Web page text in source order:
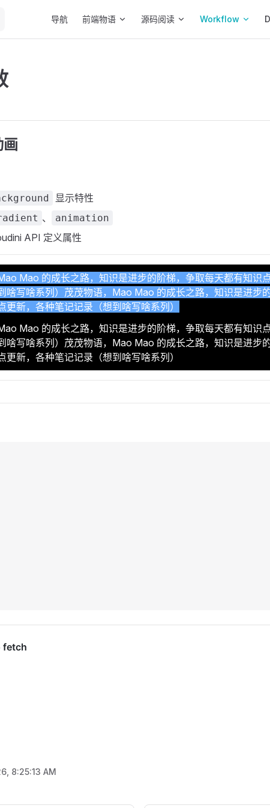
导航 前端物语 源码阅读 Workflow
画
显示特性
、 animation
API 定义属性
Mao 的成长之路，知识是进步的阶梯，争取每天都有知识
啥写啥系列）茂茂物语，Mao Mao 的成长之路，知识是进步
更新，各种笔记记录（想到啥写啥系列）
Mao 的成长之路，知识是进步的阶梯，争取每天都有知识
啥写啥系列）茂茂物语，Mao Mao 的成长之路，知识是进步
更新，各种笔记记录（想到啥写啥系列）
Mao 的成长之路，知识是进步的阶梯，争取每天都有知识
啥写啥系列）茂茂物语，Mao Mao 的成长之路，知识是进步
更新，各种笔记记录（想到啥写啥系列）
8:25:13 AM